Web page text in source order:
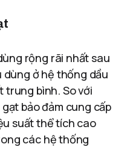
rộng rãi nhất sau
dùng ở hệ thống dầu
trung bình. So với
bảo đảm cung cấp
suất thể tích cao
các hệ thống